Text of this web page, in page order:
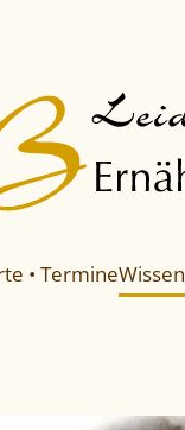
• TermineWissen